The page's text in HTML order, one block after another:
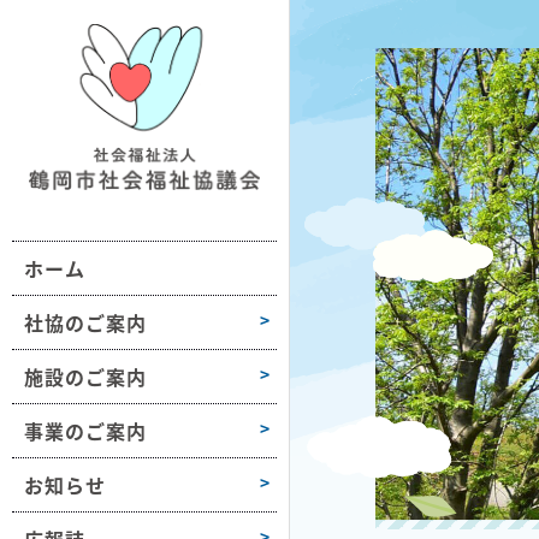
ホーム
社協のご案内
社協について
織図・沿革
施設のご案内
1学区
3学区
4学区
5学区
山
浦
事業のご案内
域の福祉活動支援
ランティア活動支援
齢者や障害のある方への支援
護保険サービス
がい福祉サービス
金活動
お知らせ
業所情報
種様式
ラセンだより